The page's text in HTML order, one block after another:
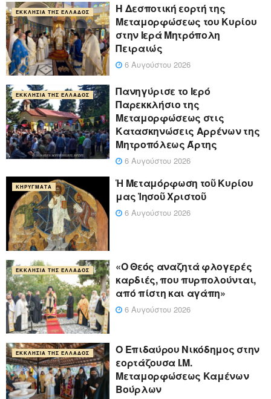
ΕΚΚΛΗΣΊΑ ΤΗΣ ΕΛΛΆΔΟΣ
Η Δεσποτική εορτή της
Μεταμορφώσεως του Κυρίου
στην Ιερά Μητρόπολη
Πειραιώς
6 Αυγούστου 2026
ΕΚΚΛΗΣΊΑ ΤΗΣ ΕΛΛΆΔΟΣ
Πανηγύρισε το Ιερό
Παρεκκλήσιο της
Μεταμορφώσεως στις
Κατασκηνώσεις Αρρένων της
Μητροπόλεως Άρτης
6 Αυγούστου 2026
ΚΗΡΎΓΜΑΤΑ
Ἡ Μεταμόρφωση τοῦ Κυρίου
μας Ἰησοῦ Χριστοῦ
6 Αυγούστου 2026
ΕΚΚΛΗΣΊΑ ΤΗΣ ΕΛΛΆΔΟΣ
«Ο Θεός αναζητά φλογερές
καρδιές, που πυρπολούνται,
από πίστη και αγάπη»
6 Αυγούστου 2026
ΕΚΚΛΗΣΊΑ ΤΗΣ ΕΛΛΆΔΟΣ
Ο Επιδαύρου Νικόδημος στην
εορτάζουσα Ι.Μ.
Μεταμορφώσεως Καμένων
Βούρλων